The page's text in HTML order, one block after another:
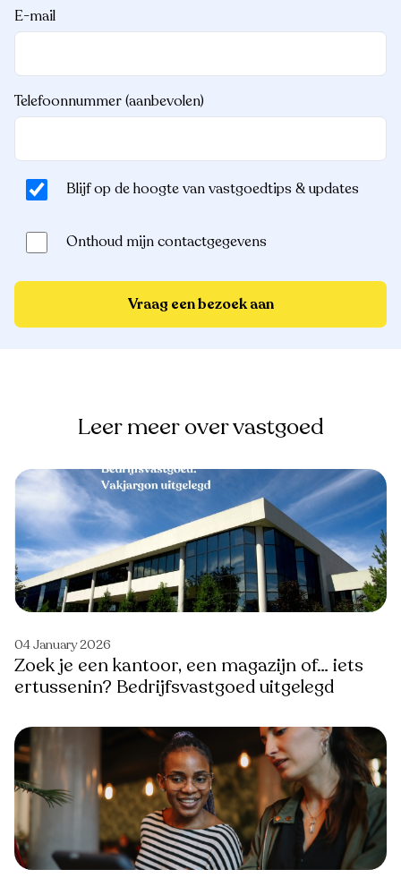
E-mail
Telefoonnummer (aanbevolen)
Blijf op de hoogte van vastgoedtips & updates
Onthoud mijn contactgegevens
Vraag een bezoek aan
Leer meer over vastgoed
04 January 2026
Zoek je een kantoor, een magazijn of… iets
ertussenin? Bedrijfsvastgoed uitgelegd